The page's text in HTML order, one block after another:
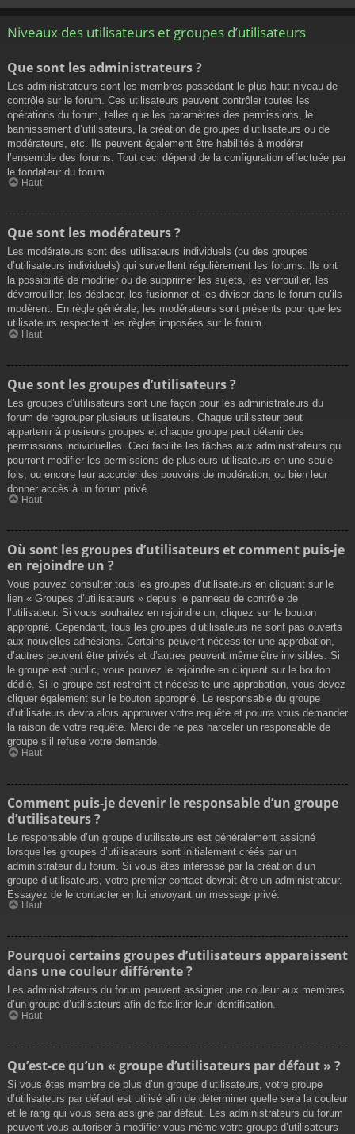
Niveaux des utilisateurs et groupes d’utilisateurs
Que sont les administrateurs ?
Les administrateurs sont les membres possédant le plus haut niveau de
contrôle sur le forum. Ces utilisateurs peuvent contrôler toutes les
opérations du forum, telles que les paramètres des permissions, le
bannissement d’utilisateurs, la création de groupes d’utilisateurs ou de
modérateurs, etc. Ils peuvent également être habilités à modérer
l’ensemble des forums. Tout ceci dépend de la configuration effectuée par
le fondateur du forum.
Haut
Que sont les modérateurs ?
Les modérateurs sont des utilisateurs individuels (ou des groupes
d’utilisateurs individuels) qui surveillent régulièrement les forums. Ils ont
la possibilité de modifier ou de supprimer les sujets, les verrouiller, les
déverrouiller, les déplacer, les fusionner et les diviser dans le forum qu’ils
modèrent. En règle générale, les modérateurs sont présents pour que les
utilisateurs respectent les règles imposées sur le forum.
Haut
Que sont les groupes d’utilisateurs ?
Les groupes d’utilisateurs sont une façon pour les administrateurs du
forum de regrouper plusieurs utilisateurs. Chaque utilisateur peut
appartenir à plusieurs groupes et chaque groupe peut détenir des
permissions individuelles. Ceci facilite les tâches aux administrateurs qui
pourront modifier les permissions de plusieurs utilisateurs en une seule
fois, ou encore leur accorder des pouvoirs de modération, ou bien leur
donner accès à un forum privé.
Haut
Où sont les groupes d’utilisateurs et comment puis-je
en rejoindre un ?
Vous pouvez consulter tous les groupes d’utilisateurs en cliquant sur le
lien « Groupes d’utilisateurs » depuis le panneau de contrôle de
l’utilisateur. Si vous souhaitez en rejoindre un, cliquez sur le bouton
approprié. Cependant, tous les groupes d’utilisateurs ne sont pas ouverts
aux nouvelles adhésions. Certains peuvent nécessiter une approbation,
d’autres peuvent être privés et d’autres peuvent même être invisibles. Si
le groupe est public, vous pouvez le rejoindre en cliquant sur le bouton
dédié. Si le groupe est restreint et nécessite une approbation, vous devez
cliquer également sur le bouton approprié. Le responsable du groupe
d’utilisateurs devra alors approuver votre requête et pourra vous demander
la raison de votre requête. Merci de ne pas harceler un responsable de
groupe s’il refuse votre demande.
Haut
Comment puis-je devenir le responsable d’un groupe
d’utilisateurs ?
Le responsable d’un groupe d’utilisateurs est généralement assigné
lorsque les groupes d’utilisateurs sont initialement créés par un
administrateur du forum. Si vous êtes intéressé par la création d’un
groupe d’utilisateurs, votre premier contact devrait être un administrateur.
Essayez de le contacter en lui envoyant un message privé.
Haut
Pourquoi certains groupes d’utilisateurs apparaissent
dans une couleur différente ?
Les administrateurs du forum peuvent assigner une couleur aux membres
d’un groupe d’utilisateurs afin de faciliter leur identification.
Haut
Qu’est-ce qu’un « groupe d’utilisateurs par défaut » ?
Si vous êtes membre de plus d’un groupe d’utilisateurs, votre groupe
d’utilisateurs par défaut est utilisé afin de déterminer quelle sera la couleur
et le rang qui vous sera assigné par défaut. Les administrateurs du forum
peuvent vous autoriser à modifier vous-même votre groupe d’utilisateurs